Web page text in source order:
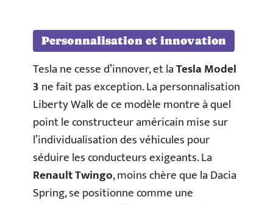
Personnalisation et innovation
Tesla ne cesse d’innover, et laTesla Model
3ne fait pas exception. La personnalisation
Liberty Walk de ce modèle montre à quel
point le constructeur américain mise sur
l’individualisation des véhicules pour
séduire les conducteurs exigeants. La
Renault Twingo, moins chère que la Dacia
Spring, se positionne comme une